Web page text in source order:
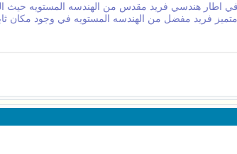
هندسي فريد مقدس من الهندسه المستويه حيث
فريد مفضل من الهندسه المستويه في وجود مكان